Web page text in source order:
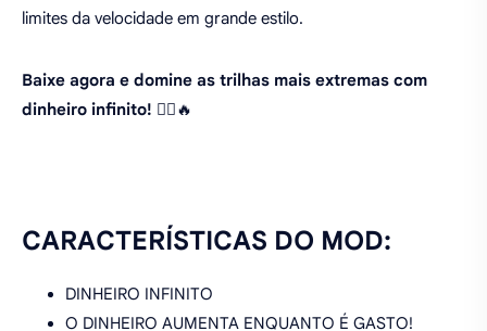
limites da velocidade em grande estilo.
Baixe agora e domine as trilhas mais extremas com
dinheiro infinito! 🚴‍♂️🔥
CARACTERÍSTICAS DO MOD:
DINHEIRO INFINITO
O DINHEIRO AUMENTA ENQUANTO É GASTO!